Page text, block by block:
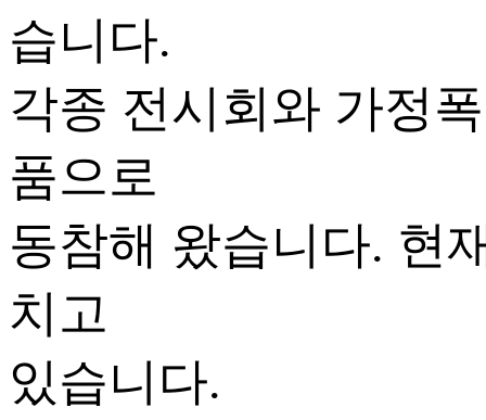
습니다.
각종 전시회와 가정
품으로
동참해 왔습니다. 현
치고
있습니다.